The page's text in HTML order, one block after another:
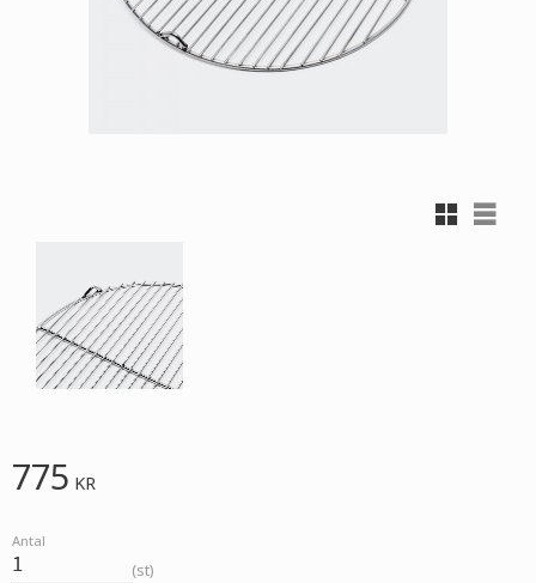
Rutnätsvy
Listvy
775 KR
Antal
st